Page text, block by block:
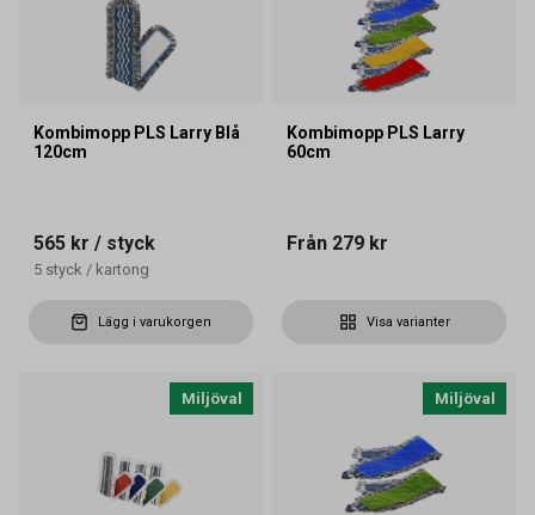
Kombimopp PLS Larry Blå
120cm
565 kr / styck
5 styck / kartong
Lägg i varukorgen
Kombimopp PLS Larry
60cm
Från 279 kr
Visa varianter
Miljöval Miljöval